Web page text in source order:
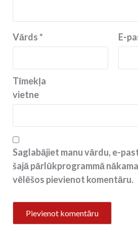
Vārds* E-
Tīmekļa
vietne
Saglabājiet manu vārdu, e-
šajā pārlūkprogrammā
vēlēšos pievienot komentāru.